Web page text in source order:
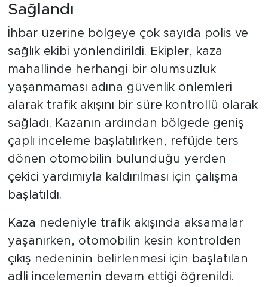
Sağlandı
İhbar üzerine bölgeye çok sayıda polis ve
sağlık ekibi yönlendirildi. Ekipler, kaza
mahallinde herhangi bir olumsuzluk
yaşanmaması adına güvenlik önlemleri
alarak trafik akışını bir süre kontrollü olarak
sağladı. Kazanın ardından bölgede geniş
çaplı inceleme başlatılırken, refüjde ters
dönen otomobilin bulunduğu yerden
çekici yardımıyla kaldırılması için çalışma
başlatıldı.
Kaza nedeniyle trafik akışında aksamalar
yaşanırken, otomobilin kesin kontrolden
çıkış nedeninin belirlenmesi için başlatılan
adli incelemenin devam ettiği öğrenildi.